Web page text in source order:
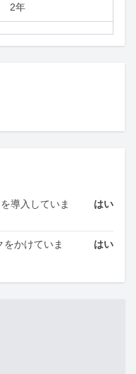
2年
導入していま
はい
かけていま
はい